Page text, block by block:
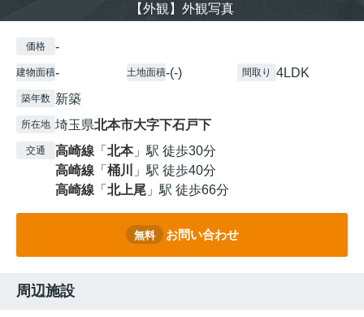
【外観】外観写真
価格 -
建物面積- 土地面積-(-) 間取り 4LDK
築年数 新築
所在地 埼玉県北本市大字下石戸下
交通 高崎線 「 北本」駅 徒歩30分
高崎線 「 桶川
」駅 徒歩40分
高崎線 「 北上尾 」駅 徒歩66分
無料 お問い合わせ
周辺施設